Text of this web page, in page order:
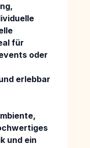
für
oder
erlebbar
und ein